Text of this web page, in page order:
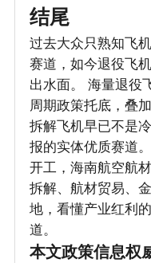
结尾
过去大众只熟知飞
赛道，如今退役飞
出水面。 海量退役
周期政策托底，叠
拆解飞机早已不是
报的实体优质赛道
开工，海南航空航
拆解、航材贸易、
地，看懂产业红利
道。
本文政策信息权